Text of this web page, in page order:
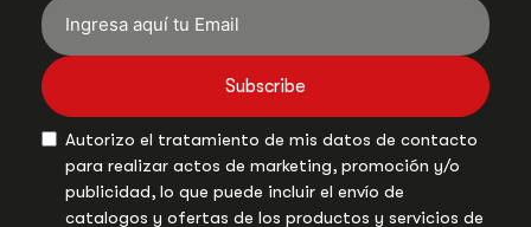
Subscribe
Autorizo el tratamiento de mis datos de contacto
para realizar actos de marketing, promoción y/o
publicidad, lo que puede incluir el envío de
catalogos y ofertas de los productos y servicios de